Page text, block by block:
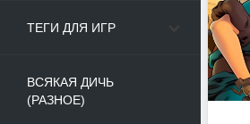
ТЕГИ ДЛЯ ИГР
ВСЯКАЯ ДИЧЬ
(РАЗНОЕ)